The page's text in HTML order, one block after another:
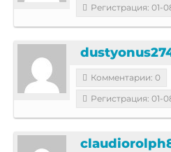
Регистрация: 01-
Комментарии: 0
Регистрация: 01-